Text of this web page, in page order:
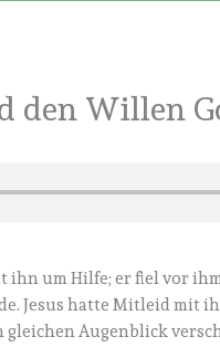
den Willen
ihn um Hilfe; er fiel vor
Jesus hatte Mitleid mit
gleichen Augenblick